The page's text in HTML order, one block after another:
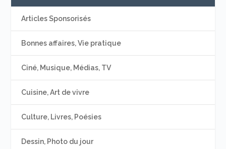
Articles Sponsorisés
Bonnes affaires, Vie pratique
Ciné, Musique, Médias, TV
Cuisine, Art de vivre
Culture, Livres, Poésies
Dessin, Photo du jour